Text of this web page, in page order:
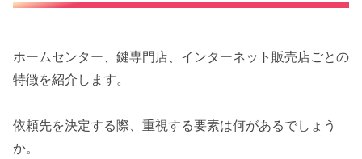
ホームセンター、鍵専門店、インターネット販売店ごとの
特徴を紹介します。
依頼先を決定する際、重視する要素は何があるでしょう
か。